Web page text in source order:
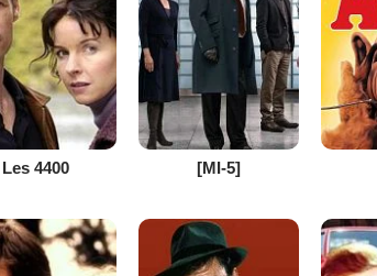
Les 4400 [MI-5]